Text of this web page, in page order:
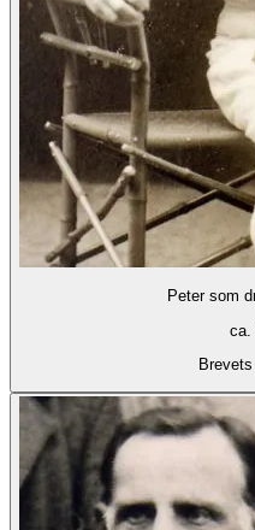
Peter som
ca.